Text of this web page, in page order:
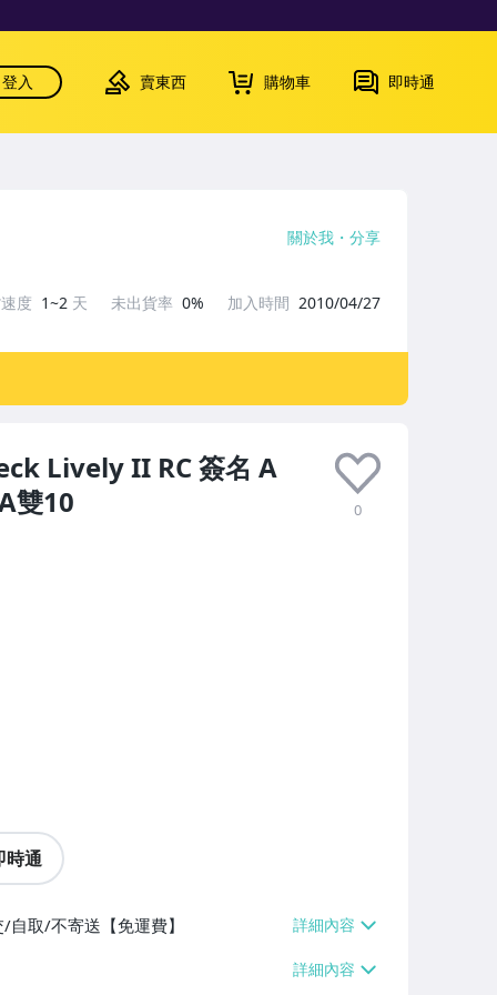
登入 賣東西 購物車 即時通
Lively II RC 簽名 A
雙10
0
時通
取/不寄送【免運費】
關於我 分享
度 1~2 天 未出貨率 0% 加入時間 2010/04/27